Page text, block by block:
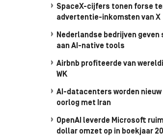
SpaceX-cijfers tonen forse
advertentie-inkomsten van X
Nederlandse bedrijven geven
aan AI-native tools
Airbnb profiteerde van
WK
AI-datacenters worden
oorlog met Iran
OpenAI leverde Microsoft
dollar omzet op in boekjaar